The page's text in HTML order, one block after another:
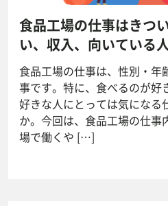
食品工場の仕事はきつ
い、収入、向いている
食品工場の仕事は、性別・年
事です。特に、食べるのが好
好きな人にとっては気になる
か。今回は、食品工場の仕事
場で働くや […]